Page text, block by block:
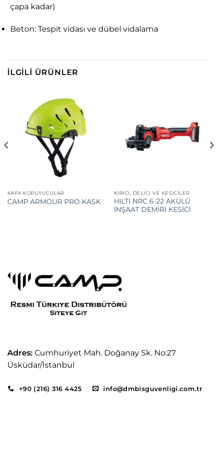
çapa kadar)
Beton: Tespit vidası ve dübel vidalama
İLGILI ÜRÜNLER
KAFA KORUYUCULAR
CAMP ARMOUR PRO KASK
KIRICI, DELICI VE KESICILER
HILTI NRC 6-22 AKÜLÜ
İNŞAAT DEMİRİ KESİCİ
Adres: Cumhuriyet Mah. Doğanay Sk. No:27
Üsküdar/İstanbul
+90 (216) 316 4425 info@dmbisguvenligi.com.tr